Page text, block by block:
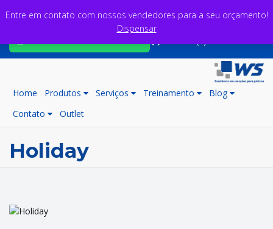
Home Produtos Serviços Treinamento
Blog
Contato
Outlet
Holiday
Entre em contato com nossos vendedores para a seu orçamento!
Dispensar